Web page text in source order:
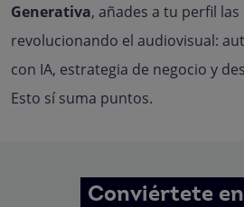
Generativa, añades a tu perfil
revolucionando el audiovisual:
con IA, estrategia de negocio y
Esto sí suma puntos.
Conviértete